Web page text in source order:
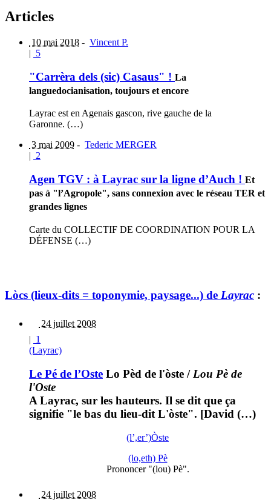
Articles
10 mai 2018 - Vincent P.
| 5
"Carrèra dels (sic) Casaus" ! La
languedocianisation, toujours et encore
Layrac est en Agenais gascon, rive gauche de la
Garonne. (…)
3 mai 2009 - Tederic MERGER
| 2
Agen TGV : à Layrac sur la ligne d’Auch ! Et
pas à "l’Agropole", sans connexion avec le réseau TER et
grandes lignes
Carte du COLLECTIF DE COORDINATION POUR LA
DÉFENSE (…)
Lòcs (lieux-dits = toponymie, paysage...) de Layrac :
24 juillet 2008
| 1
(Layrac)
Le Pé de l’Oste Lo Pèd de l'òste / Lou Pè de
l'Oste
A Layrac, sur les hauteurs. Il se dit que ça
signifie "le bas du lieu-dit L'òste". [David (…)
(l’,er’)Òste
(lo,eth) Pè
Prononcer "(lou) Pè".
24 juillet 2008